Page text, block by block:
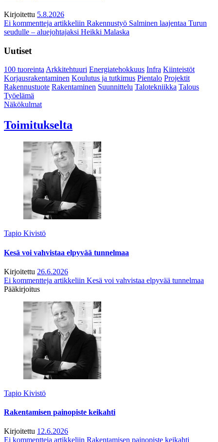
Kirjoitettu 5.8.2026
Ei kommentteja artikkeliin Rakennustyö Salminen laajentaa Turun
seudulle – aluejohtajaksi Heikki Malaska
Uutiset
100 tuoreintaArkkitehtuuri Energiatehokkuus Infra Kiinteistöt
Korjausrakentaminen Koulutus ja tutkimus Pientalo Projektit
Rakennustuote Rakentaminen Suunnittelu Talotekniikka Talous
Työelämä
Näkökulmat
Toimitukselta
Tapio Kivistö
Kesä voi vahvistaa elpyvää tunnelmaa
Kirjoitettu 26.6.2026
Ei kommentteja artikkeliin Kesä voi vahvistaa elpyvää tunnelmaa
Pääkirjoitus
Tapio Kivistö
Rakentamisen painopiste keikahti
Kirjoitettu 12.6.2026
Ei kommentteja artikkeliin Rakentamisen painopiste keikahti